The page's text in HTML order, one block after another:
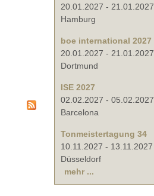
20.01.2027 - 21.01.2027
Hamburg
boe international 2027
20.01.2027 - 21.01.2027
Dortmund
ISE 2027
02.02.2027 - 05.02.2027
Barcelona
Tonmeistertagung 34
10.11.2027 - 13.11.2027
Düsseldorf
mehr ...